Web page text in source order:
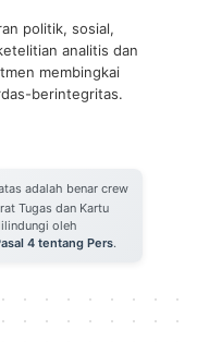
politik, sosial,
analitis dan
membingkai
berintegritas.
adalah benar crew
Tugas dan Kartu
oleh
4 tentang Pers.